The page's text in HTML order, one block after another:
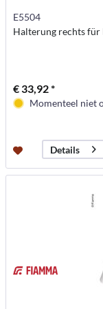
E5504
Halterung rechts für
€ 33,92 *
Momenteel niet
Details